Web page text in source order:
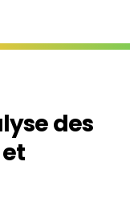
des